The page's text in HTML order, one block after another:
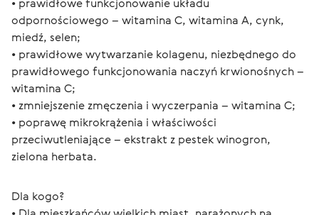
odpornościowego – witamina C, witamina A, cynk,
miedź, selen;
• prawidłowe wytwarzanie kolagenu, niezbędnego do
prawidłowego funkcjonowania naczyń krwionośnych –
witamina C;
• zmniejszenie zmęczenia i wyczerpania – witamina C;
• poprawę mikrokrążenia i właściwości
przeciwutleniające – ekstrakt z pestek winogron,
zielona herbata.
Dla kogo?